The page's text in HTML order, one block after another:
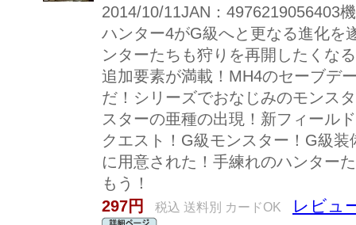
2014/10/11JAN：4976219056403
ハンター4がG級へと更なる進化を
ンターたちも狩りを再開したくな
追加要素が満載！MH4のセーブデ
だ！シリーズでおなじみのモンス
スターの亜種の出現！新フィール
クエスト！G級モンスター！G級
に用意された！手練れのハンター
もう！
297円
税込 送料別 カードOK レビュ